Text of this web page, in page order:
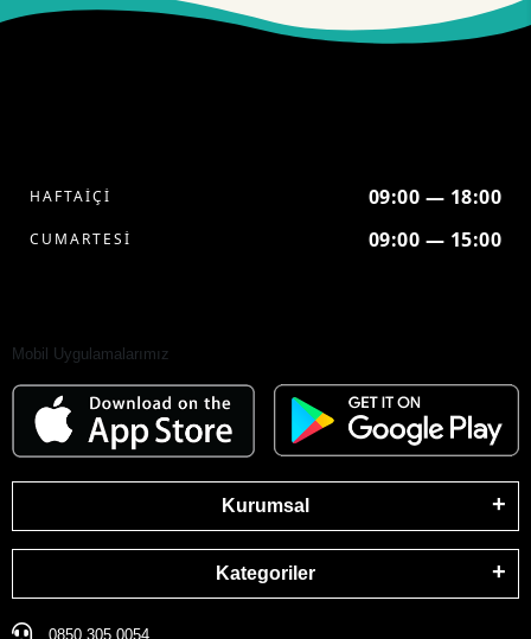
HAFTAİÇİ 09:00 — 18:00
CUMARTESİ 09:00 — 15:00
Mobil Uygulamalarımız
Kurumsal
Kategoriler
0850 305 0054